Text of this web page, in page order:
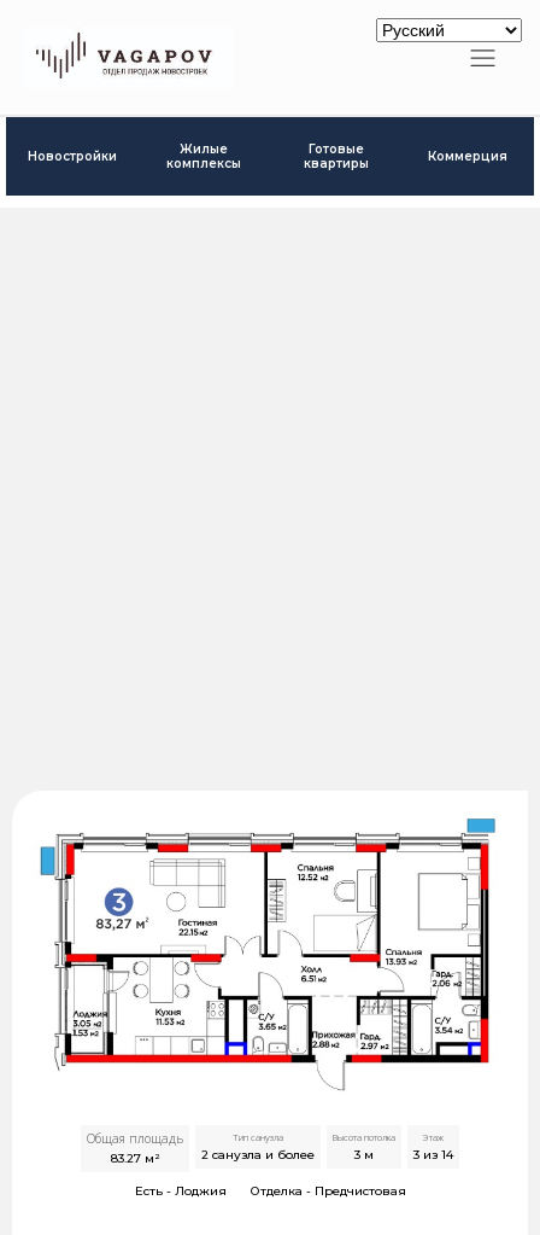
Новостройки
Жилые
комплексы
Готовые
квартиры
Коммерция
Общая площадь
83.27м²
Тип санузла
2 санузла и более
Высота потолка
3 м
Этаж
3 из 14
Есть - Лоджия Отделка - Предчистовая